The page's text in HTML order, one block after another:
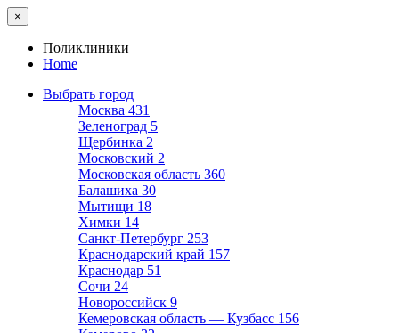
×
Поликлиники
Home
Выбрать город
Москва 431
Зеленоград 5
Щербинка 2
Московский 2
Московская область 360
Балашиха 30
Мытищи 18
Химки 14
Санкт-Петербург 253
Краснодарский край 157
Краснодар 51
Сочи 24
Новороссийск 9
Кемеровская область — Кузбасс 156